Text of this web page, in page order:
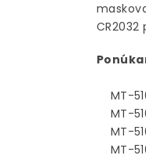
MT-
MT-
MT-
MT-